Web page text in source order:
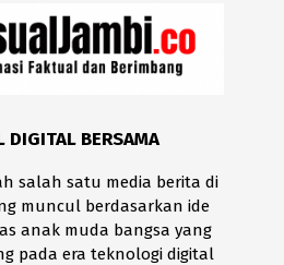
DIGITAL BERSAMA
salah satu media berita di
muncul berdasarkan ide
anak muda bangsa yang
pada era teknologi digital